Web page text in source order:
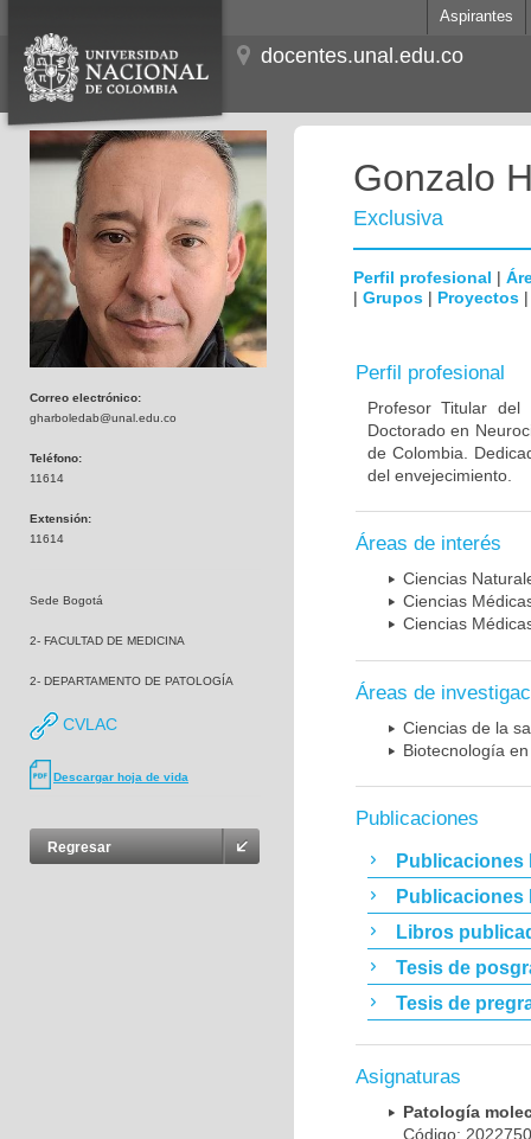
Aspirantes
docentes.unal.edu.co
Correo electrónico:
gharboledab@unal.edu.co
Teléfono:
11614
Extensión:
11614
Sede Bogotá
2- FACULTAD DE MEDICINA
2- DEPARTAMENTO DE PATOLOGÍA
CVLAC
Descargar hoja de vida
Regresar
Gonzalo
Exclusiva
Perfil profesional |
| Grupos | Proyectos
Perfil profesional
Profesor Titular
Doctorado en
de Colombia.
del envejecimiento.
Áreas de interés
Ciencias
Ciencias
Ciencias
Áreas de
Ciencias de la
Biotecnología
Publicaciones
Publicaciones
Publicaciones
Libros
Tesis de
Tesis de
Asignaturas
Patología
Código: